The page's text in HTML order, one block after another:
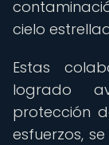
cielo
Estas
logrado
protección
esfuerzos,